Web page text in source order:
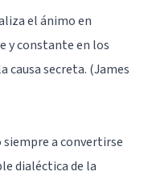
el ánimo en
y constante en los
causa secreta. (James
a convertirse
dialéctica de la